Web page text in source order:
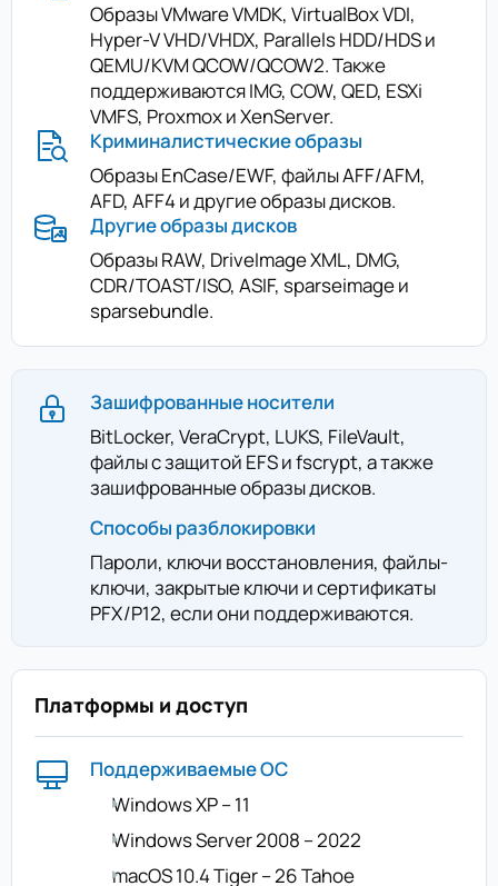
Образы VMware VMDK, VirtualBox VDI,
Hyper-V VHD/VHDX, Parallels HDD/HDS и
QEMU/KVM QCOW/QCOW2. Также
поддерживаются IMG, COW, QED, ESXi
VMFS, Proxmox и XenServer.
Криминалистические образы
Образы EnCase/EWF, файлы AFF/AFM,
AFD, AFF4 и другие образы дисков.
Другие образы дисков
Образы RAW, DriveImage XML, DMG,
CDR/TOAST/ISO, ASIF, sparseimage и
sparsebundle.
Зашифрованные носители
BitLocker, VeraCrypt, LUKS, FileVault,
файлы с защитой EFS и fscrypt, а также
зашифрованные образы дисков.
Способы разблокировки
Пароли, ключи восстановления, файлы-
ключи, закрытые ключи и сертификаты
PFX/P12, если они поддерживаются.
Платформы и доступ
Поддерживаемые ОС
Windows XP – 11
Windows Server 2008 – 2022
macOS 10.4 Tiger – 26 Tahoe